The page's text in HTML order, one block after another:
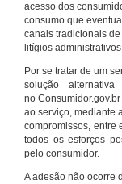
acesso dos
consumo que
canais tradicionais
litígios
Por se tratar de um
solução
no
ao serviço, mediante
compromissos, entre
todos os esforços
pelo consumidor.
A adesão não ocorre